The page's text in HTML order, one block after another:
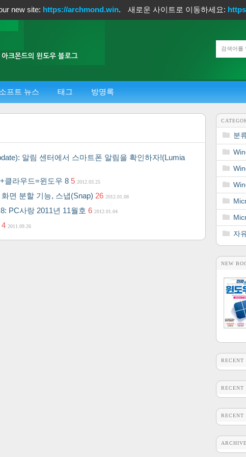
new site: https://archmond.win. 새로운 사이트로 이동하세요:
프트 뉴스 태그 방명록
알림 센터에서 스마트폰 알림을 확인하자!(Lumia
클라우드=윈도우 8 5 2012.03.25
면 분할 기능, 스냅(Snap) 26 2012.01.08
PC사랑 2011년 11월호 6 2012.01.04
4 2011.09.26
분
자
NEW
RECENT
RECENT
RECENT
ARCHIVE